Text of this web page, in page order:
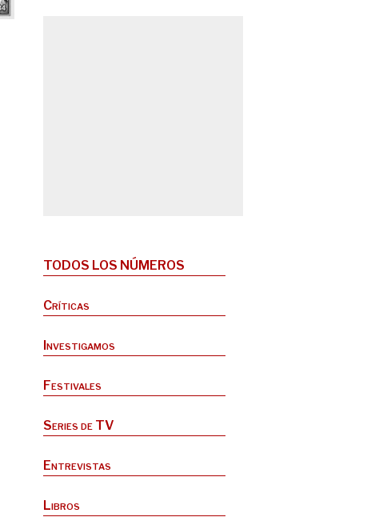
TODOS LOS NÚMEROS
Críticas
Investigamos
Festivales
Series de TV
Entrevistas
Libros